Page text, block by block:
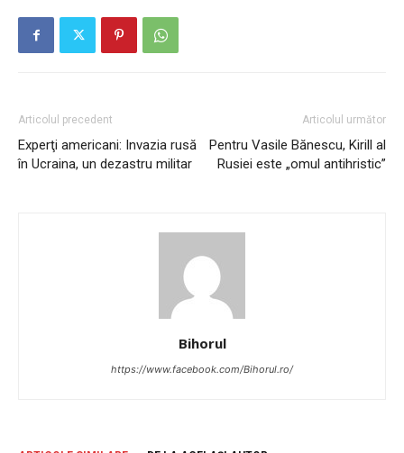
Articolul precedent
Experţi americani: Invazia rusă
în Ucraina, un dezastru militar
Articolul următor
Pentru Vasile Bănescu, Kirill al
Rusiei este „omul antihristic”
Bihorul
https://www.facebook.com/Bihorul.ro/